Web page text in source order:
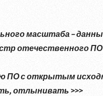
масштаба –
отечественного ПО
ПО с открытым
отлынивать >>>